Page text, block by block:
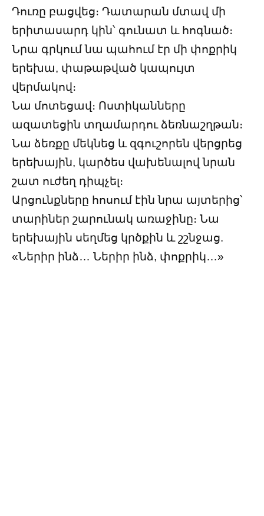
Դուռը բացվեց։ Դատարան մտավ մի
երիտասարդ կին՝ գունատ և հոգնած։
Նրա գրկում նա պահում էր մի փոքրիկ
երեխա, փաթաթված կապույտ
վերմակով։
Նա մոտեցավ։ Ոստիկանները
ազատեցին տղամարդու ձեռնաշղթան։
Նա ձեռքը մեկնեց և զգուշորեն վերցրեց
երեխային, կարծես վախենալով նրան
շատ ուժեղ դիպչել։
Արցունքները հոսում էին նրա այտերից՝
տարիներ շարունակ առաջինը։ Նա
երեխային սեղմեց կրծքին և շշնջաց.
«Ներիր ինձ… Ներիր ինձ, փոքրիկ…»